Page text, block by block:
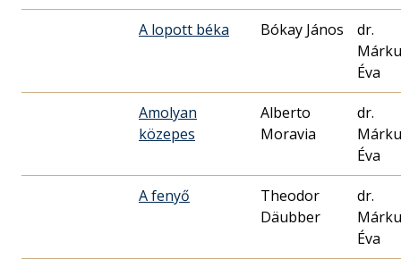
A lopott béka Bókay János
dr.
Éva
Amolyan
közepes
Alberto
Moravia
dr.
Éva
A fenyő
Theodor
Däubber
dr.
Éva